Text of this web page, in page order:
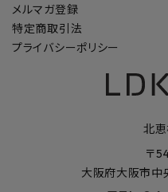
メルマガ登録
特定商取引法
プライバシーポリシー
北
〒
大阪府大阪市中